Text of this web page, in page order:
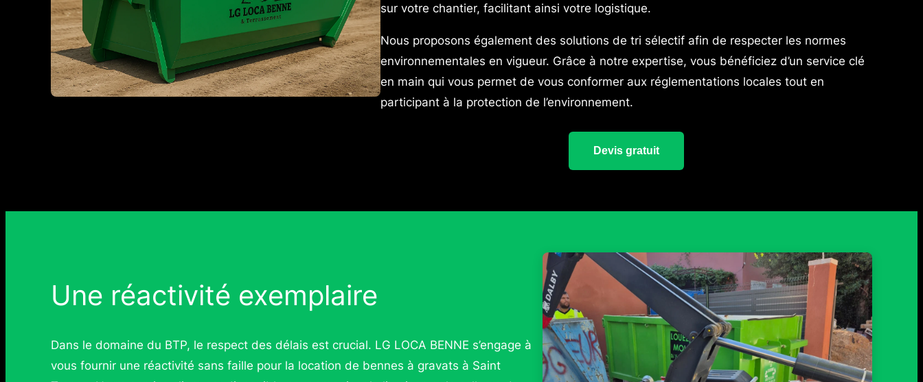
sur votre chantier, facilitant ainsi votre logistique.
Nous proposons également des solutions de tri sélectif afin de respecter les normes
environnementales en vigueur. Grâce à notre expertise, vous bénéficiez d’un service clé
en main qui vous permet de vous conformer aux réglementations locales tout en
participant à la protection de l’environnement.
Devis gratuit
Une réactivité exemplaire
Dans le domaine du BTP, le respect des délais est crucial. LG LOCA BENNE s’engage à
vous fournir une réactivité sans faille pour la location de bennes à gravats à Saint